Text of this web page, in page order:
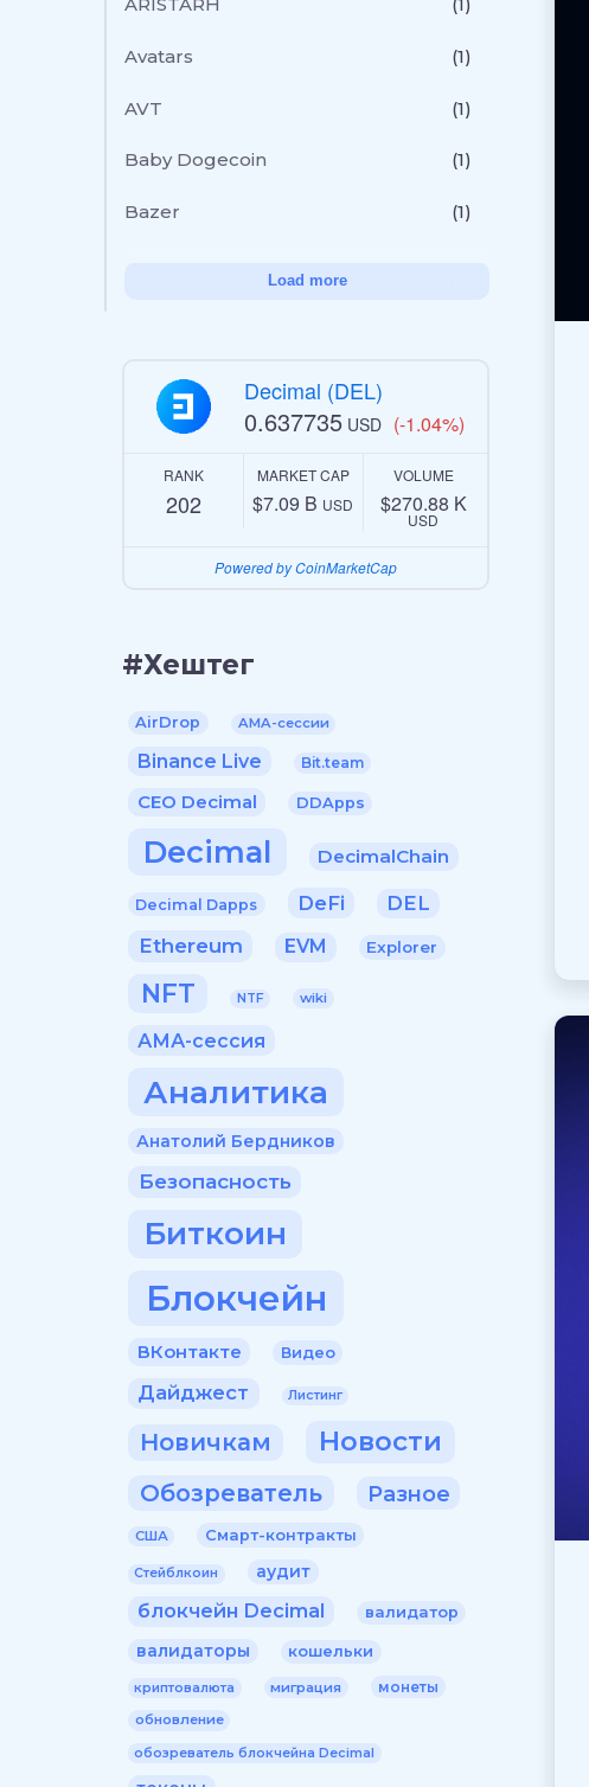
Avatars (1)
AVT (1)
Baby Dogecoin (1)
Bazer (1)
Load more
Decimal (DEL)
0.637735 USD (-1.04%)
RANK
202
MARKET CAP
$7.09 B USD
VOLUME
$270.88 K
USD
Powered by CoinMarketCap
#Хештег
AirDrop AMA-сессии
Binance Live Bit.team
CEO Decimal DDApps
Decimal DecimalChain
Decimal Dapps DeFi DEL
Ethereum EVM Explorer
NFT NTF wiki
АМА-сессия
Аналитика
Анатолий Бердников
Безопасность
Биткоин
Блокчейн
ВКонтакте Видео
Дайджест Листинг
Новичкам Новости
Обозреватель Разное
США Смарт-контракты
Стейблкоин аудит
блокчейн Decimal валидатор
валидаторы кошельки
криптовалюта миграция монеты
обновление
обозреватель блокчейна Decimal